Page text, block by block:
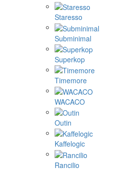
Staresso
Subminimal
Superkop
Timemore
WACACO
Outin
Kaffelogic
Rancilio